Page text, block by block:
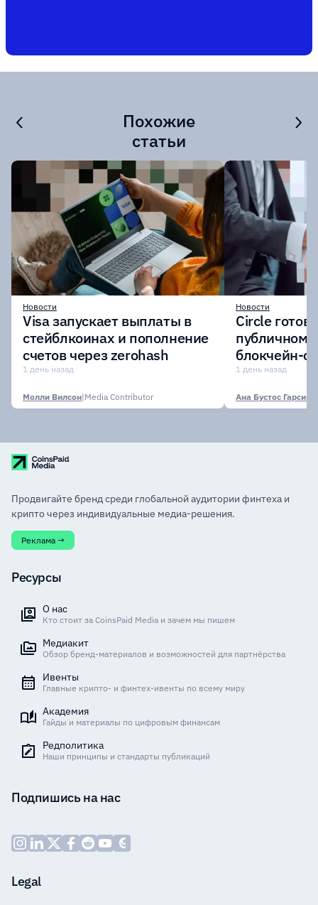
Похожие
статьи
Новости
Visa запускает выплаты в
стейблкоинах и пополнение
счетов через zerohash
1 день назад
Молли Вилсон|Media Contributor
Новости
Circle
публичному
блокчейн-
участии
1 день назад
Ана Бустос Гарсия
Продвигайте бренд среди глобальной аудитории финтеха и
крипто через индивидуальные медиа-решения.
Реклама →
Ресурсы
О нас
Кто стоит за CoinsPaid Media и зачем мы пишем
Медиакит
Обзор бренд-материалов и возможностей для партнёрства
Ивенты
Главные крипто- и финтех-ивенты по всему миру
Академия
Гайды и материалы по цифровым финансам
Редполитика
Наши принципы и стандарты публикаций
Подпишись на нас
Legal